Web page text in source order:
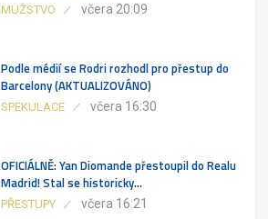
MUŽSTVO včera 20:09
Podle médií se Rodri rozhodl pro přestup do
Barcelony (AKTUALIZOVÁNO)
SPEKULACE včera 16:30
OFICIÁLNĚ: Yan Diomande přestoupil do Realu
Madrid! Stal se historicky…
PŘESTUPY včera 16:21